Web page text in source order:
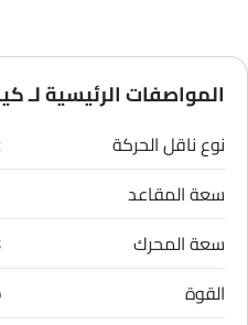
المواصفات الرئيسية لـ كيا
نوع ناقل الحركة
سعة المقاعد
سعة المحرك
القوة